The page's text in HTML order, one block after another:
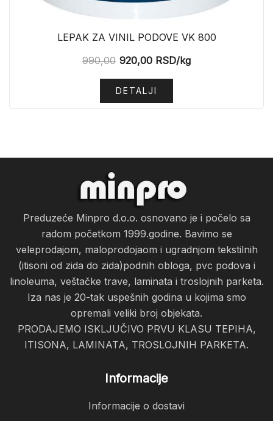
LEPAK ZA VINIL PODOVE VK 800
990,00 920,00 RSD/kg
DETALJI
Preduzeće Minpro d.o.o. osnovano je i počelo sa
radom početkom 1999.godine. Bavimo se
veleprodajom, maloprodojaom i ugradnjom tekstilnih
(itisoni od zida do zida)podnih obloga, pvc podova i
linoleuma, veštačke trave, laminata i troslojnih parketa.
Iza nas je 20-tak uspešnih godina u kojima smo
opremali veliki broj objekata.
PRODAJEMO ISKLJUČIVO PRVU KLASU TEPIHA,
ITISONA, LAMINATA, TROSLOJNIH PARKETA.
Informacije
Informacije o dostavi